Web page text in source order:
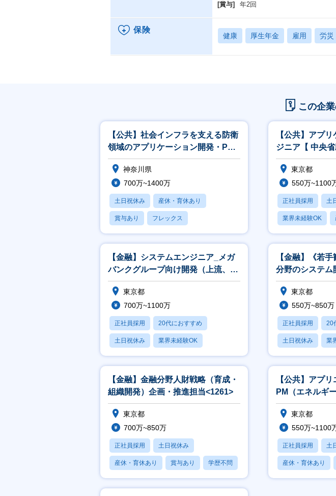
[賞与]
年2回
保険
健康 厚生年金 雇用 労災
この企
【公共】社会インフラを支える防衛
領域のアプリケーション開発・PM
／PL候補<488>
神奈川県
700万~1400万
土日祝休み 産休・育休あり
賞与あり フレックス
社宅・住宅補助
【公共】アプ
ジニア【 中央
<564>
東京都
550万~1100
正社員採用 土
業界未経験OK
賞与あり
【金融】システムエンジニア_メガ
バンクグループ向け開発（上流、開
発リーダ）担当
東京都
700万~1100万
正社員採用 20代におすすめ
土日祝休み 業界未経験OK
産休・育休あり
【金融】《若
分野のシステム
東京都
550万~850万
正社員採用 20
土日祝休み 業
産休・育休あり
【金融】金融分野人財戦略（育成・
組織開発）企画・推進担当<1261>
東京都
700万~850万
正社員採用 土日祝休み
産休・育休あり 賞与あり 学歴不問
【公共】アプ
PM（エネルギ
＞
東京都
550万~1100
正社員採用 土
産休・育休あり
賞与あり